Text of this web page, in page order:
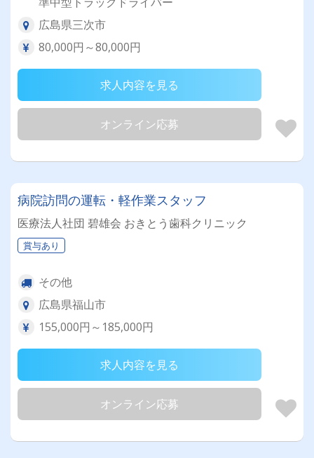
広島県三次市
80,000円～80,000円
求人内容を見る
オンライン応募
病院訪問の運転・軽作業スタッフ
医療法人社団 碧雄会 おきとう歯科クリニック
賞与あり
その他
広島県福山市
155,000円～185,000円
求人内容を見る
オンライン応募